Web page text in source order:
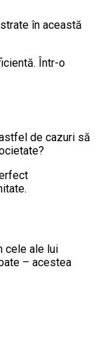
în această
Într-o
de cazuri să
cele ale lui
– acestea